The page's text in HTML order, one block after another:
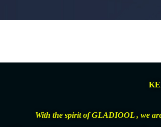
With the spirit of GLADIOOL , we